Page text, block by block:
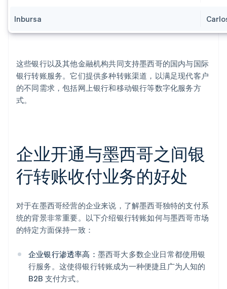
Inbursa
这些银行以及其他金融机构共同支持墨西哥的国内与国际
银行转账服务。它们提供多种转账渠道，以满足现代客户
的不同需求，包括网上银行和移动银行等数字化服务方
式。
企业开通与墨西哥之间银
行转账收付业务的好处
对于在墨西哥经营的企业来说，了解墨西哥独特的支付系
统的背景非常重要。以下介绍银行转账如何与墨西哥市场
的特定方面保持一致：
企业银行渗透率高： 墨西哥大多数企业日常都使用银
行服务。这使得银行转账成为一种便捷且广为人知的
B2B 支付方式。